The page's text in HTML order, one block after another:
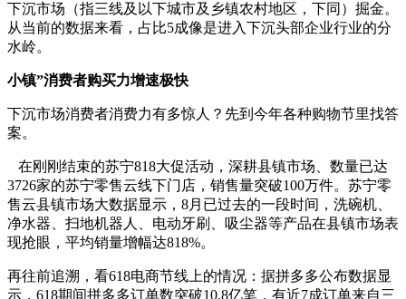
下沉市场（指三线及以下城市及乡镇农村地区，下同）掘金。
从当前的数据来看，占比5成像是进入下沉头部企业行业的分
水岭。
小镇”消费者购买力增速极快
下沉市场消费者消费力有多惊人？先到今年各种购物节里找答
案。
在刚刚结束的苏宁818大促活动，深耕县镇市场、数量已达
3726家的苏宁零售云线下门店，销售量突破100万件。苏宁零
售云县镇市场大数据显示，8月已过去的一段时间，洗碗机、
净水器、扫地机器人、电动牙刷、吸尘器等产品在县镇市场表
现抢眼，平均销量增幅达818%。
再往前追溯，看618电商节线上的情况：据拼多多公布数据显
示，618期间拼多多订单数突破10.8亿笔，有近7成订单来自三